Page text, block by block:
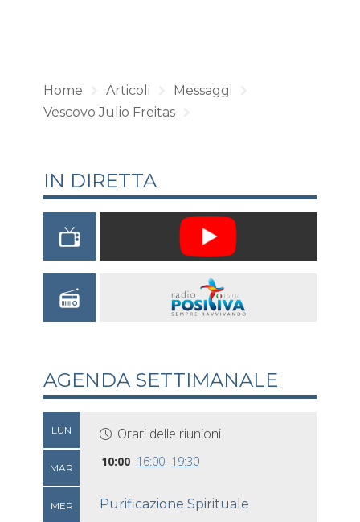
Home Articoli
Messaggi
Vescovo Julio Freitas
IN DIRETTA
AGENDA SETTIMANALE
LUN
MAR
MER
Orari delle riunioni
10:00 16:00 19:30
Purificazione Spirituale